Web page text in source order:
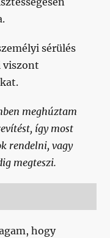
sérülés
viszont
meghúztam
így most
rendelni, vagy
megteszi.
hogy